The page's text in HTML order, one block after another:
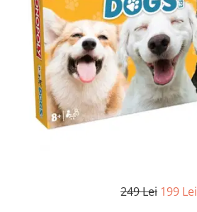
Jocuri pentru o persoana
Jocuri pentru 2 persoane
Game cunoscute
Carcassonne
Catan
Cluedo
249 Lei 199 Lei